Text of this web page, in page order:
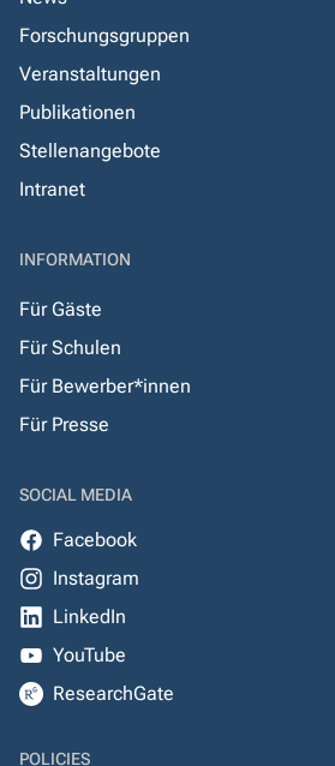
Forschungsgruppen
Veranstaltungen
Publikationen
Stellenangebote
Intranet
INFORMATION
Für Gäste
Für Schulen
Für Bewerber*innen
Für Presse
SOCIAL MEDIA
Facebook
Instagram
LinkedIn
YouTube
ResearchGate
POLICIES